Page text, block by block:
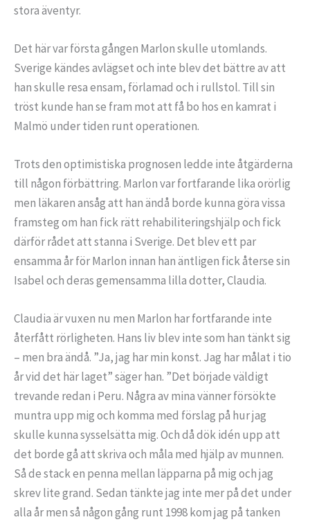
stora äventyr.
Det här var första gången Marlon skulle utomlands.
Sverige kändes avlägset och inte blev det bättre av att
han skulle resa ensam, förlamad och i rullstol. Till sin
tröst kunde han se fram mot att få bo hos en kamrat i
Malmö under tiden runt operationen.
Trots den optimistiska prognosen ledde inte åtgärderna
till någon förbättring. Marlon var fortfarande lika orörlig
men läkaren ansåg att han ändå borde kunna göra vissa
framsteg om han fick rätt rehabiliteringshjälp och fick
därför rådet att stanna i Sverige. Det blev ett par
ensamma år för Marlon innan han äntligen fick återse sin
Isabel och deras gemensamma lilla dotter, Claudia.
Claudia är vuxen nu men Marlon har fortfarande inte
återfått rörligheten. Hans liv blev inte som han tänkt sig
– men bra ändå. ”Ja, jag har min konst. Jag har målat i tio
år vid det här laget” säger han. ”Det började väldigt
trevande redan i Peru. Några av mina vänner försökte
muntra upp mig och komma med förslag på hur jag
skulle kunna sysselsätta mig. Och då dök idén upp att
det borde gå att skriva och måla med hjälp av munnen.
Så de stack en penna mellan läpparna på mig och jag
skrev lite grand. Sedan tänkte jag inte mer på det under
alla år men så någon gång runt 1998 kom jag på tanken